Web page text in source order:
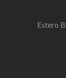
Estero